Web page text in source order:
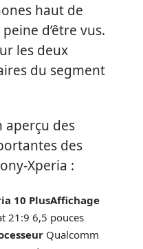
haut de
d’être vus.
les deux
du segment
aperçu des
des
Xperia :
10 PlusAffichage
21:9 6,5 pouces
Qualcomm